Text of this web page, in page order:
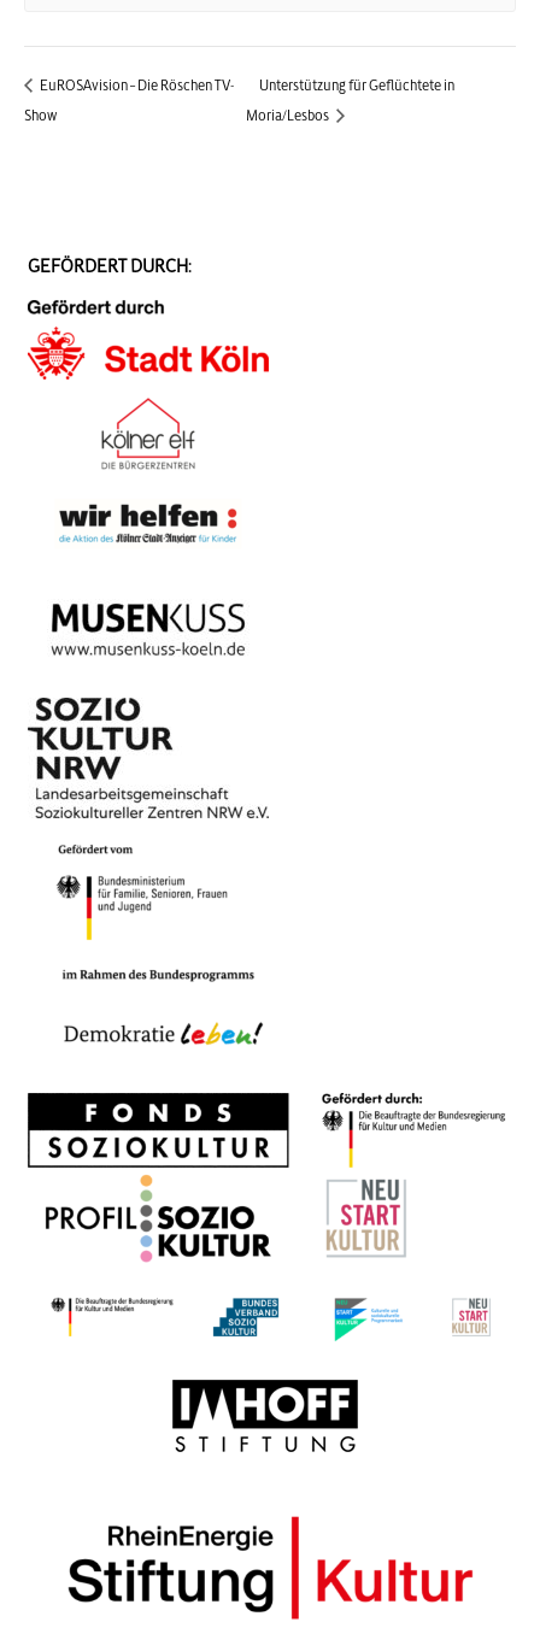
EuROSAvision – Die Röschen TV-
Show
Unterstützung für Geflüchtete in
Moria/Lesbos
GEFÖRDERT DURCH: